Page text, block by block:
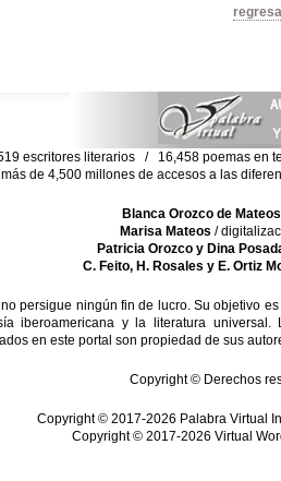
escritores literarios / 16,458 poemas en
más de 4,500 millones de accesos a las
Blanca Orozco de Mateos
Marisa Mateos /
Patricia Orozco y Dina
C. Feito, H. Rosales y E. Ortiz
no persigue ningún fin de lucro. Su objetivo
iberoamericana y la literatura
en este portal son propiedad de sus
Copyright © Derechos
Copyright © 2017-2026 Palabra Virtual
Copyright © 2017-2026 Virtual